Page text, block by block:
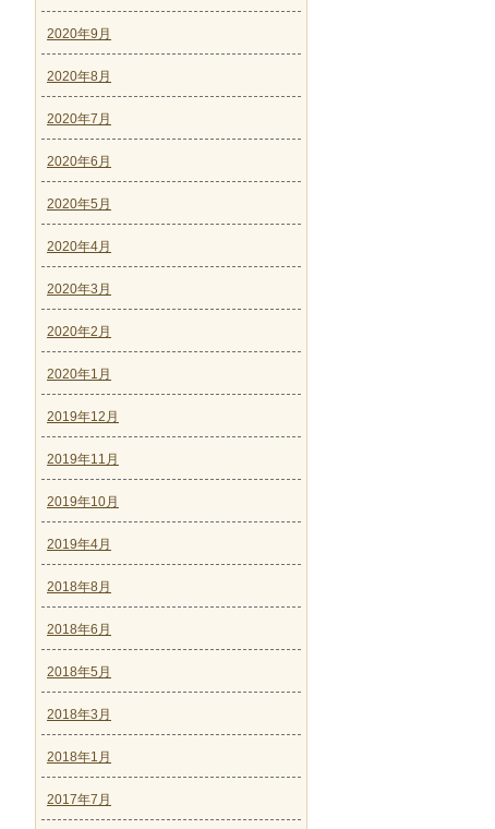
2020年9月
2020年8月
2020年7月
2020年6月
2020年5月
2020年4月
2020年3月
2020年2月
2020年1月
2019年12月
2019年11月
2019年10月
2019年4月
2018年8月
2018年6月
2018年5月
2018年3月
2018年1月
2017年7月